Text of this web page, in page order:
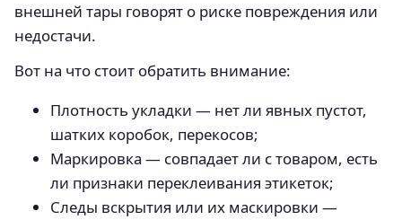
внешней тары говорят о риске повреждения или
недостачи.
Вот на что стоит обратить внимание:
Плотность укладки — нет ли явных пустот,
шатких коробок, перекосов;
Маркировка — совпадает ли с товаром, есть
ли признаки переклеивания этикеток;
Следы вскрытия или их маскировки —